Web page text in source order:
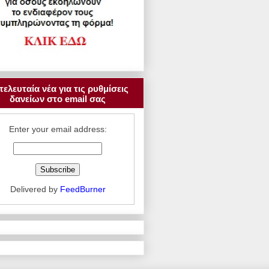
νέα για τις ρυθμίσεις
δανείων στο email σας
Enter your email address:
Delivered by FeedBurner